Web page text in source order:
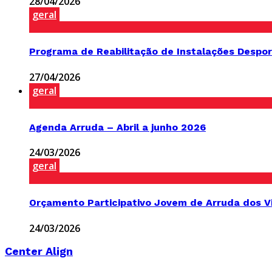
geral
Programa de Reabilitação de Instalações
27/04/2026
geral
Agenda Arruda – Abril a junho 2026
24/03/2026
geral
Orçamento Participativo Jovem de Arruda dos
24/03/2026
Center Align